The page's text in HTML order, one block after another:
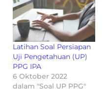
Latihan Soal Persiapan
Uji Pengetahuan (UP)
PPG IPA
6 Oktober 2022
dalam "Soal UP PPG"